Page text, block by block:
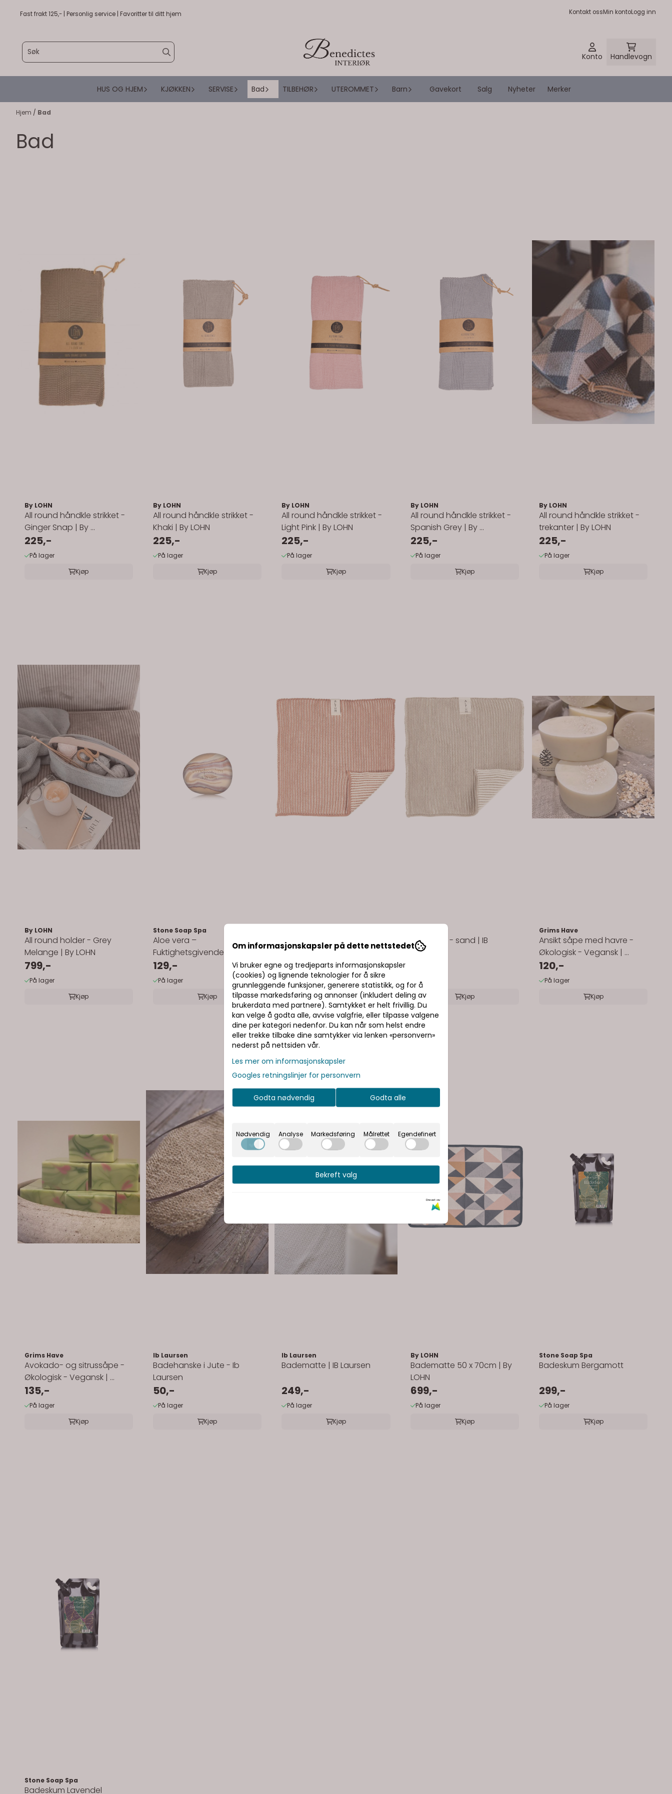
Hopp til innhold
Fast frakt 125,- | Personlig service | Favoritter til ditt hjem Kontakt ossMin kontoLogg inn
Konto Handlevogn
HUS OG HJEM KJØKKEN SERVISE Bad TILBEHØR UTEROMMET Barn Gavekort Salg Nyheter Merker
Hjem / Bad
Bad
By LOHN
All round håndkle strikket -
Ginger Snap | By ...
225,-
På lager
Kjøp
By LOHN
All round håndkle strikket -
Khaki | By LOHN
225,-
På lager
Kjøp
By LOHN
All round håndkle strikket -
Light Pink | By LOHN
225,-
På lager
Kjøp
By LOHN
All round håndkle strikket -
Spanish Grey | By ...
225,-
På lager
Kjøp
By LOHN
All round håndkle strikket -
trekanter | By LOHN
225,-
På lager
Kjøp
By LOHN
All round holder - Grey
Melange | By LOHN
799,-
På lager
Kjøp
Stone Soap Spa
Aloe vera –
Fuktighetsgivende
129,-
På lager
Kjøp
Altum klut - gammel rosa |
IB Laursen
65,-
På lager
Kjøp
Altum klut - sand | IB
Laursen
På lager
Kjøp
Grims Have
Ansikt såpe med havre -
Økologisk - Vegansk | ...
120,-
På lager
Kjøp
Grims Have
Avokado- og sitrussåpe -
Økologisk - Vegansk | ...
135,-
På lager
Kjøp
Ib Laursen
Badehanske i Jute - Ib
Laursen
50,-
På lager
Kjøp
Ib Laursen
Badematte | IB Laursen
249,-
På lager
Kjøp
By LOHN
Badematte 50 x 70cm | By
LOHN
699,-
På lager
Kjøp
Stone Soap Spa
Badeskum Bergamott
299,-
På lager
Kjøp
Stone Soap Spa
Badeskum Lavendel
Om informasjonskapsler på dette nettstedet
Vi bruker egne og tredjeparts informasjonskapsler
(cookies) og lignende teknologier for å sikre
grunnleggende funksjoner, generere statistikk, og for å
tilpasse markedsføring og annonser (inkludert deling av
brukerdata med partnere). Samtykket er helt frivillig. Du
kan velge å godta alle, avvise valgfrie, eller tilpasse valgene
dine per kategori nedenfor. Du kan når som helst endre
eller trekke tilbake dine samtykker via lenken «personvern»
nederst på nettsiden vår.
Les mer om informasjonskapsler
Googles retningslinjer for personvern
Godta nødvendig Godta alle
Nødvendig Analyse Markedsføring Målrettet Egendefinert
Bekreft valg
Drevet av